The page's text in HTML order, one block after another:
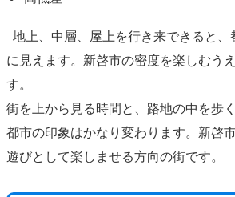
地上、中層、屋上を行き来できると、
に見えます。新啓市の密度を楽しむう
す。
街を上から見る時間と、路地の中を歩
都市の印象はかなり変わります。新啓
遊びとして楽しませる方向の街です。